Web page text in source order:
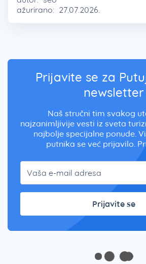
ažurirano: 27.07.2026.
Prijavite se za
newsletter
Naš stručni tim svakog
najzanimljivije vesti iz sveta
najbolje specijalne ponude.
putnika se već prijavilo.
Prijavite se